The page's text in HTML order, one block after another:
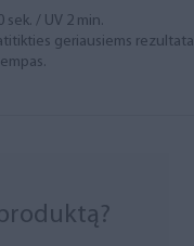
sek. / UV 2 min.
geriausiems